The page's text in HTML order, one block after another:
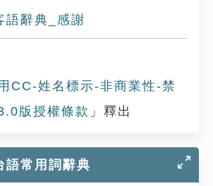
語辭典_感謝
CC-姓名標示-非商業性-禁
版授權條款 」釋出
語常用詞辭典